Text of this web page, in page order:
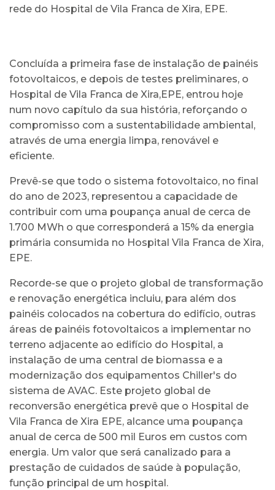
rede do Hospital de Vila Franca de Xira, EPE.
Concluída a primeira fase de instalação de painéis
fotovoltaicos, e depois de testes preliminares, o
Hospital de Vila Franca de Xira,EPE, entrou hoje
num novo capítulo da sua história, reforçando o
compromisso com a sustentabilidade ambiental,
através de uma energia limpa, renovável e
eficiente.
Prevê-se que todo o sistema fotovoltaico, no final
do ano de 2023, representou a capacidade de
contribuir com uma poupança anual de cerca de
1.700 MWh o que corresponderá a 15% da energia
primária consumida no Hospital Vila Franca de Xira,
EPE.
Recorde-se que o projeto global de transformação
e renovação energética incluiu, para além dos
painéis colocados na cobertura do edifício, outras
áreas de painéis fotovoltaicos a implementar no
terreno adjacente ao edifício do Hospital, a
instalação de uma central de biomassa e a
modernização dos equipamentos Chiller's do
sistema de AVAC. Este projeto global de
reconversão energética prevê que o Hospital de
Vila Franca de Xira EPE, alcance uma poupança
anual de cerca de 500 mil Euros em custos com
energia. Um valor que será canalizado para a
prestação de cuidados de saúde à população,
função principal de um hospital.